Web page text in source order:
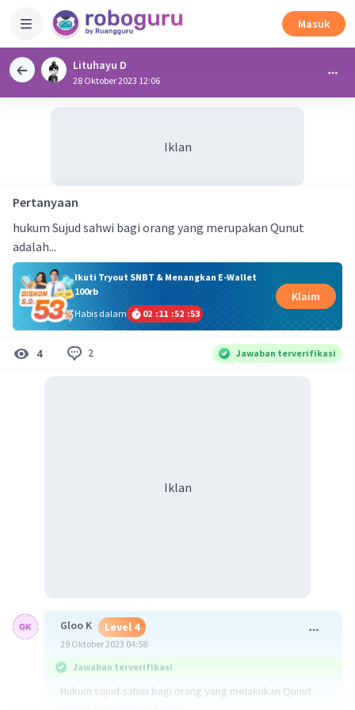
Masuk
Lituhayu D
28 Oktober 2023 12:06
Iklan
Pertanyaan
hukum Sujud sahwi bagi orang yang merupakan Qunut
adalah...
Ikuti Tryout SNBT & Menangkan E-Wallet
100rb
Habis dalam
02 :11 :52 :53
Klaim
4 2 Jawaban terverifikasi
Iklan
Gloo K Level 4
29 Oktober 2023 04:58
Jawaban terverifikasi
Hukum sujud sahwi bagi orang yang melakukan Qunut